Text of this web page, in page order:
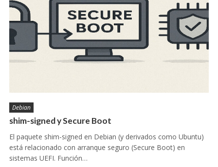
Debian
shim-signed y Secure Boot
El paquete shim-signed en Debian (y derivados como Ubuntu)
está relacionado con arranque seguro (Secure Boot) en
sistemas UEFI. Función…